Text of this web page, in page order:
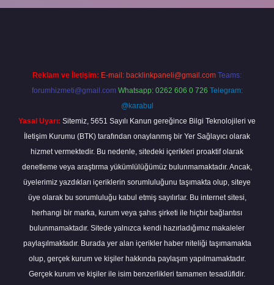
Reklam ve İletişim: E-mail: backlinkpaneli@gmail.com Teams:
forumhizmeti@gmail.com Whatsapp: 0262 606 0 726 Telegram:
@karabul
Yasal Uyarı: Sitemiz, 5651 Sayılı Kanun gereğince Bilgi Teknolojileri ve
İletişim Kurumu (BTK) tarafından onaylanmış bir Yer Sağlayıcı olarak
hizmet vermektedir. Bu nedenle, sitedeki içerikleri proaktif olarak
denetleme veya araştırma yükümlülüğümüz bulunmamaktadır. Ancak,
üyelerimiz yazdıkları içeriklerin sorumluluğunu taşımakta olup, siteye
üye olarak bu sorumluluğu kabul etmiş sayılırlar. Bu internet sitesi,
herhangi bir marka, kurum veya şahıs şirketi ile hiçbir bağlantısı
bulunmamaktadır. Sitede yalnızca kendi hazırladığımız makaleler
paylaşılmaktadır. Burada yer alan içerikler haber niteliği taşımamakta
olup, gerçek kurum ve kişiler hakkında paylaşım yapılmamaktadır.
Gerçek kurum ve kişiler ile isim benzerlikleri tamamen tesadüfidir.